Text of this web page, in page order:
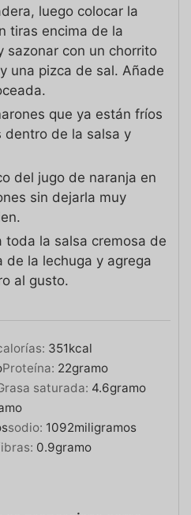
luego colocar la
tiras encima de la
sazonar con un chorrito
una pizca de sal. Añade
que ya están fríos
dentro de la salsa y
del jugo de naranja en
sin dejarla muy
toda la salsa cremosa de
de la lechuga y agrega
al gusto.
351kcal
Proteína: 22gramo
saturada: 4.6gramo
sodio: 1092miligramos
0.9gramo